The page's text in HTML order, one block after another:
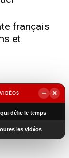
français
et
−
×
défie le temps
les vidéos